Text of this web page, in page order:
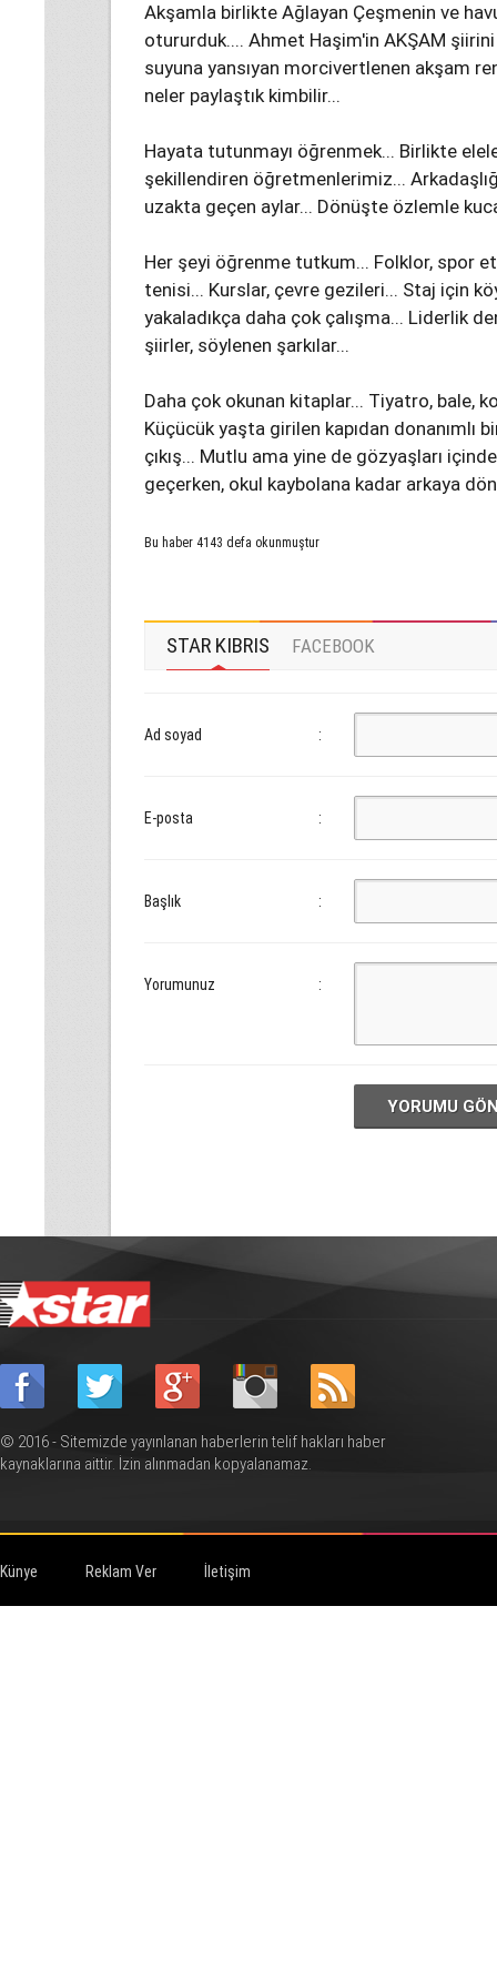
Akşamla birlikte Ağlayan Çeşmenin ve
otururduk.... Ahmet Haşim'in AKŞAM
suyuna yansıyan morcivertlenen akşam
neler paylaştık kimbilir...
Hayata tutunmayı öğrenmek... Birlikte
şekillendiren öğretmenlerimiz...
uzakta geçen aylar... Dönüşte özlemle
Her şeyi öğrenme tutkum... Folklor, spor
tenisi... Kurslar, çevre gezileri... Staj için
yakaladıkça daha çok çalışma... Liderlik
şiirler, söylenen şarkılar...
Daha çok okunan kitaplar... Tiyatro, bale,
Küçücük yaşta girilen kapıdan donanımlı
çıkış... Mutlu ama yine de gözyaşları
geçerken, okul kaybolana kadar arkaya
Bu haber 4143 defa okunmuştur
STAR KIBRIS FACEBOOK
Ad soyad :
E-posta :
Başlık :
Yorumunuz :
YORUMU
© 2016 - Sitemizde yayınlanan haberlerin telif hakları haber
kaynaklarına aittir. İzin alınmadan kopyalanamaz.
Künye Reklam Ver İletişim